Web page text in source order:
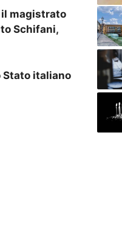
il magistrato
Schifani,
Stato italiano